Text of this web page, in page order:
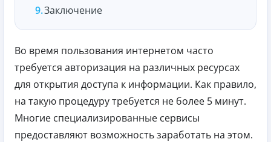
Заключение
Во время пользования интернетом часто
требуется авторизация на различных ресурсах
для открытия доступа к информации. Как правило,
на такую процедуру требуется не более 5 минут.
Многие специализированные сервисы
предоставляют возможность заработать на этом.